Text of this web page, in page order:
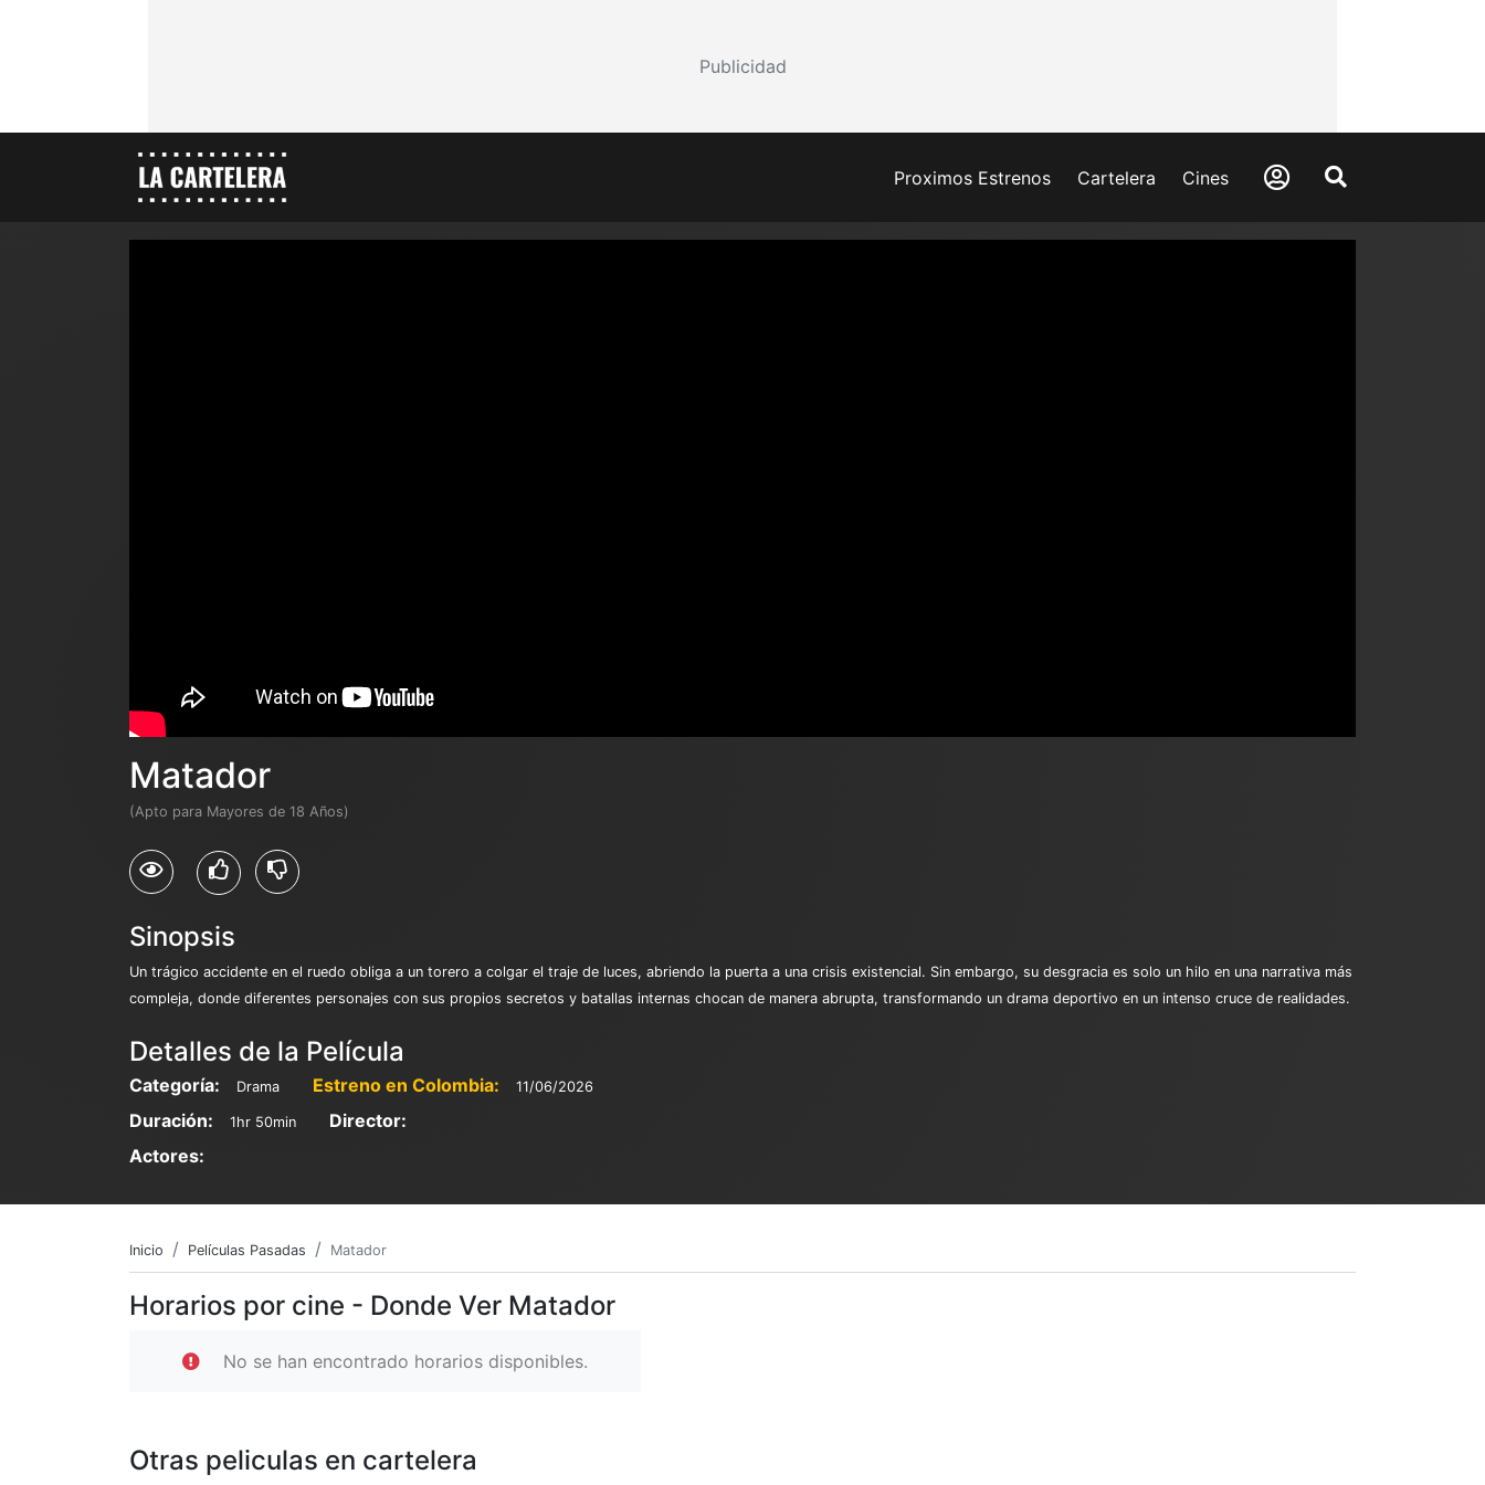
Publicidad
Proximos Estrenos Cartelera Cines
Matador
(Apto para Mayores de 18 Años)
Sinopsis
Un trágico accidente en el ruedo obliga a un torero a colgar el traje de luces, abriendo la puerta a una crisis existencial. Sin embargo, su desgracia es solo un hilo en una narrativa más
compleja, donde diferentes personajes con sus propios secretos y batallas internas chocan de manera abrupta, transformando un drama deportivo en un intenso cruce de realidades.
Detalles de la Película
Categoría: Drama Estreno en Colombia: 11/06/2026
Duración: 1hr 50min
Director:
Actores:
Inicio Películas Pasadas Matador
Horarios por cine - Donde Ver Matador
No se han encontrado horarios disponibles.
Otras peliculas en cartelera